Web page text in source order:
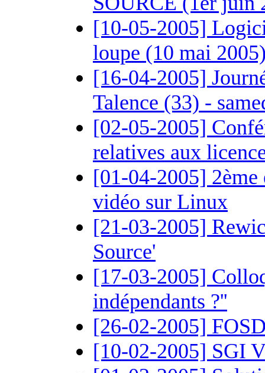
[10-05-2005]
loupe (10 mai
[16-04-2005]
Talence (33) -
[02-05-2005]
relatives aux
[01-04-2005]
vidéo sur Linux
[21-03-2005]
Source'
[17-03-2005]
indépendants ?''
[26-02-2005]
[10-02-2005] SGI